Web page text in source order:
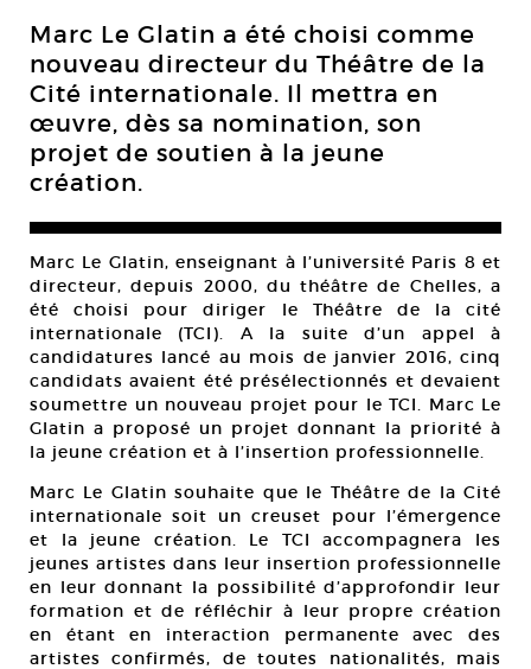
Marc Le Glatin a été choisi comme
nouveau directeur du Théâtre de la
Cité internationale. Il mettra en
œuvre, dès sa nomination, son
projet de soutien à la jeune
création.
Marc Le Glatin, enseignant à l’université Paris 8 et
directeur, depuis 2000, du théâtre de Chelles, a
été choisi pour diriger le Théâtre de la cité
internationale (TCI). A la suite d’un appel à
candidatures lancé au mois de janvier 2016, cinq
candidats avaient été présélectionnés et devaient
soumettre un nouveau projet pour le TCI. Marc Le
Glatin a proposé un projet donnant la priorité à
la jeune création et à l’insertion professionnelle.
Marc Le Glatin souhaite que le Théâtre de la Cité
internationale soit un creuset pour l’émergence
et la jeune création. Le TCI accompagnera les
jeunes artistes dans leur insertion professionnelle
en leur donnant la possibilité d’approfondir leur
formation et de réfléchir à leur propre création
en étant en interaction permanente avec des
artistes confirmés, de toutes nationalités, mais